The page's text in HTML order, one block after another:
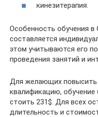
кинезитерапия.
Особенность обучения
составляется
этом учитываются его
проведения занятий и
Для желающих
квалификацию, обучение
стоить 231$. Для всех
длительность и